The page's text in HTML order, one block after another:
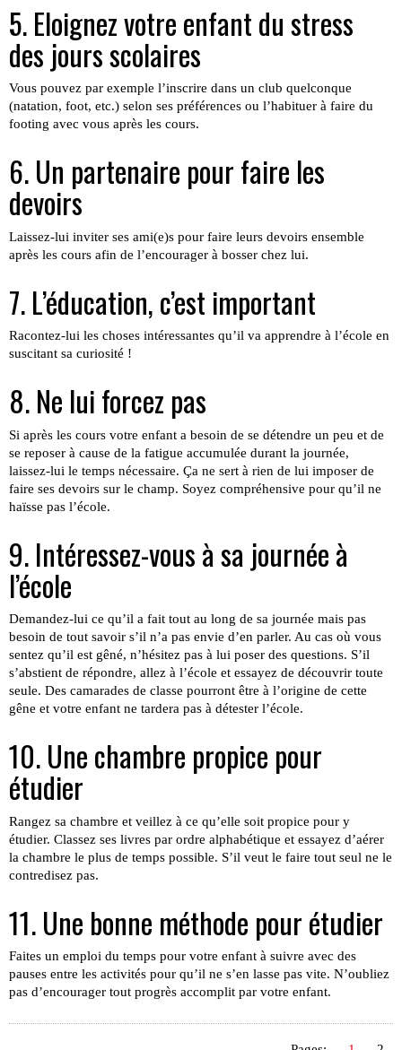
5. Eloignez votre enfant du stress
des jours scolaires
Vous pouvez par exemple l’inscrire dans un club quelconque
(natation, foot, etc.) selon ses préférences ou l’habituer à faire du
footing avec vous après les cours.
6. Un partenaire pour faire les
devoirs
Laissez-lui inviter ses ami(e)s pour faire leurs devoirs ensemble
après les cours afin de l’encourager à bosser chez lui.
7. L’éducation, c’est important
Racontez-lui les choses intéressantes qu’il va apprendre à l’école en
suscitant sa curiosité !
8. Ne lui forcez pas
Si après les cours votre enfant a besoin de se détendre un peu et de
se reposer à cause de la fatigue accumulée durant la journée,
laissez-lui le temps nécessaire. Ça ne sert à rien de lui imposer de
faire ses devoirs sur le champ. Soyez compréhensive pour qu’il ne
haïsse pas l’école.
9. Intéressez-vous à sa journée à
l’école
Demandez-lui ce qu’il a fait tout au long de sa journée mais pas
besoin de tout savoir s’il n’a pas envie d’en parler. Au cas où vous
sentez qu’il est gêné, n’hésitez pas à lui poser des questions. S’il
s’abstient de répondre, allez à l’école et essayez de découvrir toute
seule. Des camarades de classe pourront être à l’origine de cette
gêne et votre enfant ne tardera pas à détester l’école.
10. Une chambre propice pour
étudier
Rangez sa chambre et veillez à ce qu’elle soit propice pour y
étudier. Classez ses livres par ordre alphabétique et essayez d’aérer
la chambre le plus de temps possible. S’il veut le faire tout seul ne le
contredisez pas.
11. Une bonne méthode pour étudier
Faites un emploi du temps pour votre enfant à suivre avec des
pauses entre les activités pour qu’il ne s’en lasse pas vite. N’oubliez
pas d’encourager tout progrès accomplit par votre enfant.